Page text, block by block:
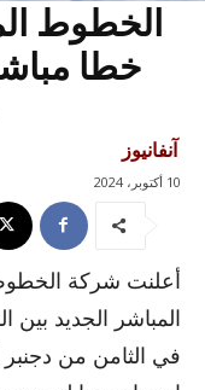
الخطوط
خطا
آنفانيوز
10 أكتوبر، 2024
أعلنت شركة
المباشر الجديد بين
في الثامن من